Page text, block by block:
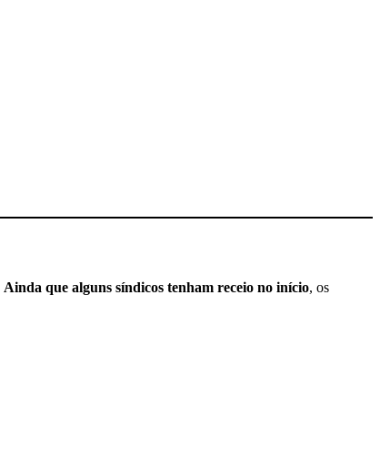
Ainda que alguns síndicos tenham receio no início, os